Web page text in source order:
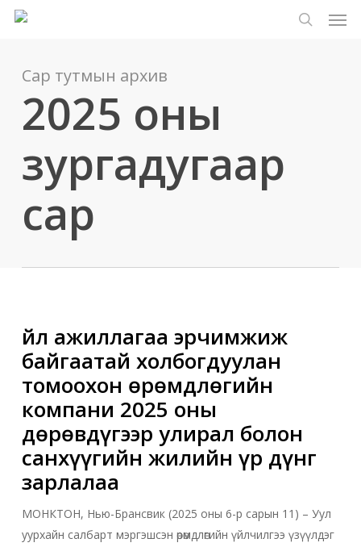
Үндсэн
алгасах
Цэс
Сар тутмын архив
2025 оны
зургадугаар
сар
Үйл ажиллагаа эрчимжиж
байгаатай холбогдуулан
томоохон өрөмдлөгийн
компани 2025 оны
дөрөвдүгээр улирал болон
санхүүгийн жилийн үр дүнг
зарлалаа
МОНКТОН, Нью-Брансвик (2025 оны 6-р сарын 11) – Уул
уурхайн салбарт мэргэшсэн өрөмдлөгийн үйлчилгээ үзүүлдэг